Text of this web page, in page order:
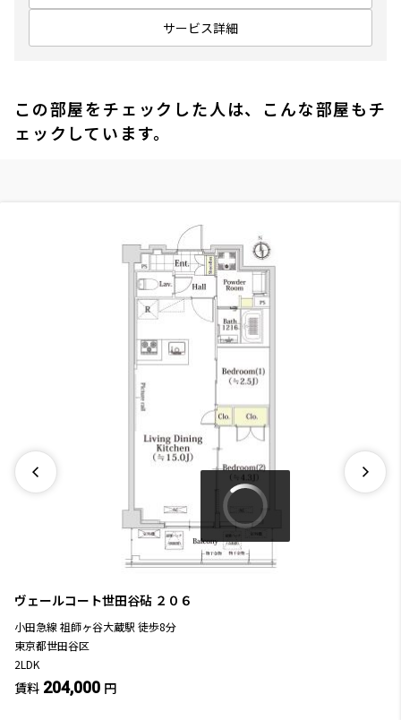
サービス詳細
この部屋をチェックした人は、こんな部屋もチ
ェックしています。
ヴェールコート世田谷砧 ２０６
小田急線 祖師ヶ谷大蔵駅 徒歩8分
東京都世田谷区
2LDK
賃料 204,000 円